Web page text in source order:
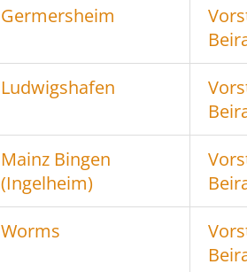
Germersheim
Ludwigshafen
Mainz Bingen
(Ingelheim)
Worms